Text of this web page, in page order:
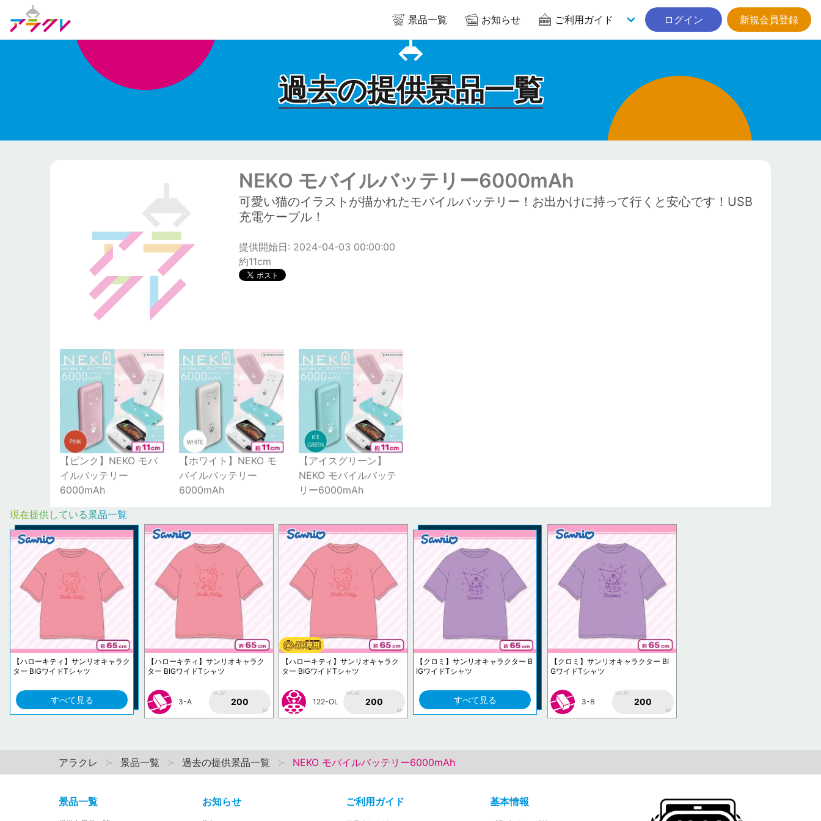
景品一覧 お知らせ ご利用ガイド ログイン 新規会員登録
過去の提供景品一覧
NEKO モバイルバッテリー6000mAh
可愛い猫のイラストが描かれたモバイルバッテリー！お出かけに持って行くと安心です！USB
充電ケーブル！
提供開始日: 2024-04-03 00:00:00
約11cm
【ピンク】NEKO モバ
イルバッテリー
6000mAh
【ホワイト】NEKO モ
バイルバッテリー
6000mAh
【アイスグリーン】
NEKO モバイルバッテ
リー6000mAh
現在提供している景品一覧
【ハローキティ】サンリオキャラク
ター BIGワイドTシャツ
すべて見る
【ハローキティ】サンリオキャラク
ター BIGワイドTシャツ
3-A
1PLAY
200
AP
【ハローキティ】サンリオキャラク
ター BIGワイドTシャツ
122-OL
1PLAY
200
AP
【クロミ】サンリオキャラクター B
IGワイドTシャツ
すべて見る
【クロミ】サンリオキャラクター BI
GワイドTシャツ
3-B
1PLAY
200
AP
アラクレ 景品一覧 過去の提供景品一覧 NEKO モバイルバッテリー6000mAh
景品一覧 お知らせ ご利用ガイド 基本情報